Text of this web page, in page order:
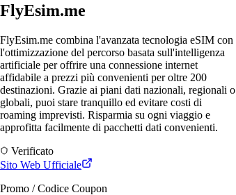
FlyEsim.me
FlyEsim.me combina l'avanzata tecnologia eSIM con
l'ottimizzazione del percorso basata sull'intelligenza
artificiale per offrire una connessione internet
affidabile a prezzi più convenienti per oltre 200
destinazioni. Grazie ai piani dati nazionali, regionali o
globali, puoi stare tranquillo ed evitare costi di
roaming imprevisti. Risparmia su ogni viaggio e
approfitta facilmente di pacchetti dati convenienti.
Verificato
Sito Web Ufficiale
Promo / Codice Coupon